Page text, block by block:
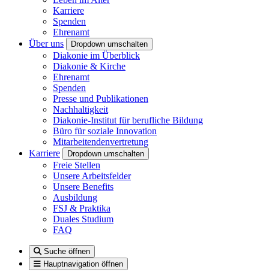
Karriere
Spenden
Ehrenamt
Über uns
Dropdown umschalten
Diakonie im Überblick
Diakonie & Kirche
Ehrenamt
Spenden
Presse und Publikationen
Nachhaltigkeit
Diakonie-Institut für berufliche Bildung
Büro für soziale Innovation
Mitarbeitendenvertretung
Karriere
Dropdown umschalten
Freie Stellen
Unsere Arbeitsfelder
Unsere Benefits
Ausbildung
FSJ & Praktika
Duales Studium
FAQ
Suche öffnen
Hauptnavigation öffnen